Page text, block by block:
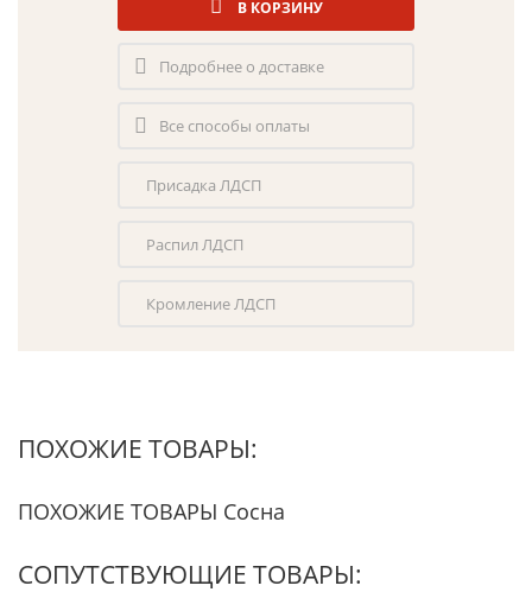
В КОРЗИНУ
Подробнее о доставке
Все способы оплаты
Присадка ЛДСП
Распил ЛДСП
Кромление ЛДСП
ПОХОЖИЕ ТОВАРЫ:
ПОХОЖИЕ ТОВАРЫ Сосна
СОПУТСТВУЮЩИЕ ТОВАРЫ: